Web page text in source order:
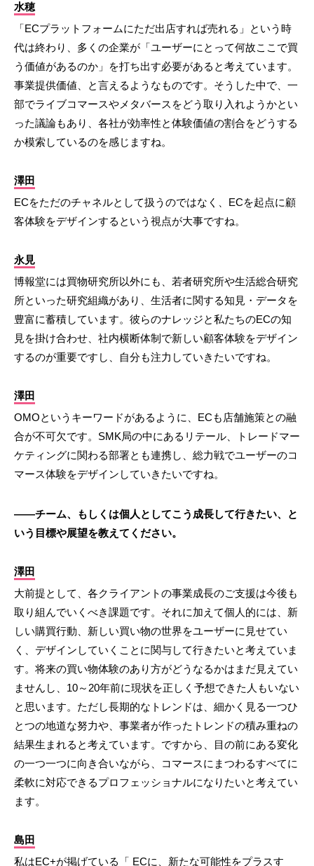
水穂
「ECプラットフォームにただ出店すれば売れる」という時
代は終わり、多くの企業が「ユーザーにとって何故ここで買
う価値があるのか」を打ち出す必要があると考えています。
事業提供価値、と言えるようなものです。そうした中で、一
部でライブコマースやメタバースをどう取り入れようかとい
った議論もあり、各社が効率性と体験価値の割合をどうする
か模索しているのを感じますね。
澤田
ECをただのチャネルとして扱うのではなく、ECを起点に顧
客体験をデザインするという視点が大事ですね。
永見
博報堂には買物研究所以外にも、若者研究所や生活総合研究
所といった研究組織があり、生活者に関する知見・データを
豊富に蓄積しています。彼らのナレッジと私たちのECの知
見を掛け合わせ、社内横断体制で新しい顧客体験をデザイン
するのが重要ですし、自分も注力していきたいですね。
澤田
OMOというキーワードがあるように、ECも店舗施策との融
合が不可欠です。SMK局の中にあるリテール、トレードマー
ケティングに関わる部署とも連携し、総力戦でユーザーのコ
マース体験をデザインしていきたいですね。
――チーム、もしくは個人としてこう成長して行きたい、と
いう目標や展望を教えてください。
澤田
大前提として、各クライアントの事業成長のご支援は今後も
取り組んでいくべき課題です。それに加えて個人的には、新
しい購買行動、新しい買い物の世界をユーザーに見せてい
く、デザインしていくことに関与して行きたいと考えていま
す。将来の買い物体験のあり方がどうなるかはまだ見えてい
ませんし、10～20年前に現状を正しく予想できた人もいない
と思います。ただし長期的なトレンドは、細かく見る一つひ
とつの地道な努力や、事業者が作ったトレンドの積み重ねの
結果生まれると考えています。ですから、目の前にある変化
の一つ一つに向き合いながら、コマースにまつわるすべてに
柔軟に対応できるプロフェッショナルになりたいと考えてい
ます。
島田
私はEC+が掲げている「 ECに、新たな可能性をプラスす